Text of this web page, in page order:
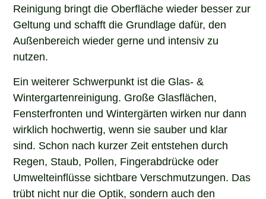
Reinigung bringt die Oberfläche wieder besser zur
Geltung und schafft die Grundlage dafür, den
Außenbereich wieder gerne und intensiv zu
nutzen.
Ein weiterer Schwerpunkt ist die Glas- &
Wintergartenreinigung. Große Glasflächen,
Fensterfronten und Wintergärten wirken nur dann
wirklich hochwertig, wenn sie sauber und klar
sind. Schon nach kurzer Zeit entstehen durch
Regen, Staub, Pollen, Fingerabdrücke oder
Umwelteinflüsse sichtbare Verschmutzungen. Das
trübt nicht nur die Optik, sondern auch den